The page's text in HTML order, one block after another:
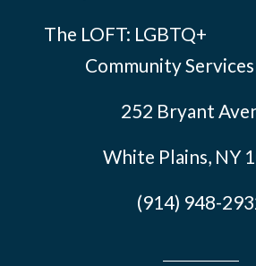
The LOFT: LGBTQ+
Community
252 Bryant
White Plains, NY
(914) 948-